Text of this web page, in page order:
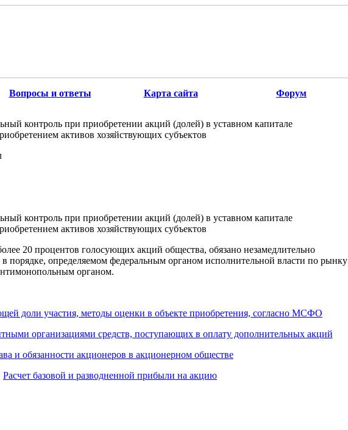
Вопросы и ответы Карта сайта Форум
контроль при приобретении акций (долей) в уставном капитале
активов хозяйствующих субъектов
контроль при приобретении акций (долей) в уставном капитале
активов хозяйствующих субъектов
20 процентов голосующих акций общества, обязано незамедлительно
в порядке, определяемом федеральным органом исполнительной власти по рынку
органом.
доли участия, методы оценки в объекте приобретения, согласно МСФО
организациями средств, поступающих в оплату дополнительных акций
и обязанности акционеров в акционерном обществе
Расчет базовой и разводненной прибыли на акцию